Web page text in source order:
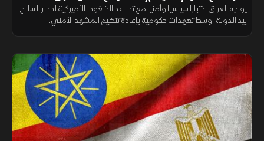
يواجه العراق اختباراً سياسياً وأمنياً مع تصاعد الضغوط الأميركية لحصر السلاح
بيد الدولة، وسط تعهدات حكومية بإعادة تنظيم المشهد الأمني.